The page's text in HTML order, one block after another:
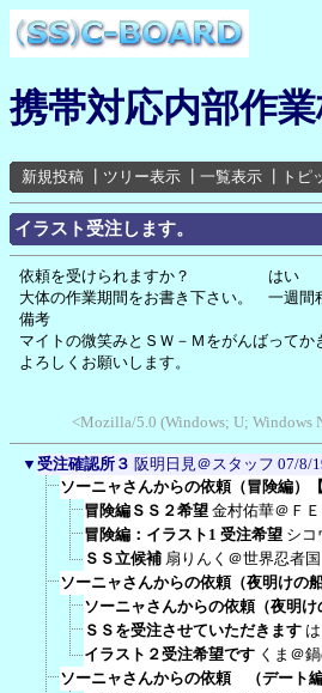
携帯対応内部作
新規投稿 ツリー表示 一覧表示 トピ
イラスト受注します。
依頼を受けられますか？ はい
大体の作業期間をお書き下さい。 一週間
備考
マイトの微笑みとＳＷ－Ｍをがんばってか
よろしくお願いします。
<Mozilla/5.0 (Windows; U; Windows
▼ 受注確認所３ 阪明日見＠スタッフ 07/8/
ソーニャさんからの依頼（冒険編）
冒険編ＳＳ２希望 金村佑華＠ＦＥ
冒険編：イラスト1 受注希望 シコ
ＳＳ立候補 扇りんく＠世界忍者国
ソーニャさんからの依頼（夜明けの
ソーニャさんからの依頼（夜明
ＳＳを受注させていただきます
イラスト２受注希望です くま＠
ソーニャさんからの依頼 （デート